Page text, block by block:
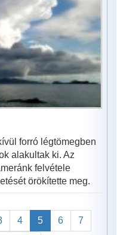
forró légtömegben
alakultak ki. Az
felvétele
örökítette meg.
4 5 6 7